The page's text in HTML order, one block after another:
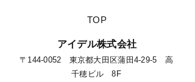
​TOP
​アイデル株式会社
​​〒144-0052 東京都大田区蒲田4-29-5 高
千穂ビル 8F​